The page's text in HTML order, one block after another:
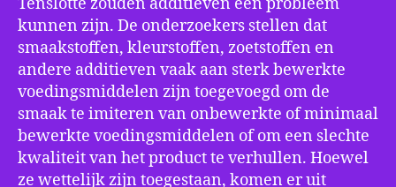
Tenslotte zouden additieven een probleem
kunnen zijn. De onderzoekers stellen dat
smaakstoffen, kleurstoffen, zoetstoffen en
andere additieven vaak aan sterk bewerkte
voedingsmiddelen zijn toegevoegd om de
smaak te imiteren van onbewerkte of minimaal
bewerkte voedingsmiddelen of om een slechte
kwaliteit van het product te verhullen. Hoewel
ze wettelijk zijn toegestaan, komen er uit